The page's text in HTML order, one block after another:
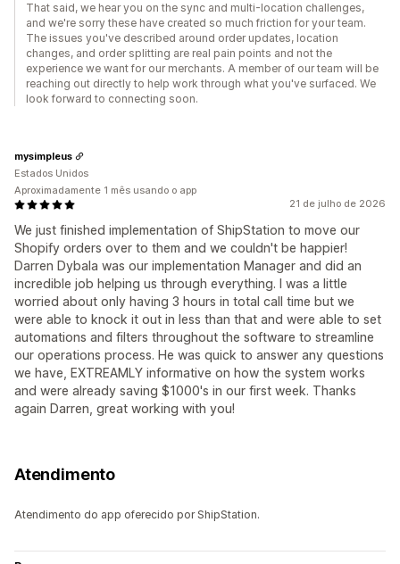
That said, we hear you on the sync and multi-location challenges,
and we're sorry these have created so much friction for your team.
The issues you've described around order updates, location
changes, and order splitting are real pain points and not the
experience we want for our merchants. A member of our team will be
reaching out directly to help work through what you've surfaced. We
look forward to connecting soon.
21 de julho de 2026
We just finished implementation of ShipStation to move our
Shopify orders over to them and we couldn't be happier!
Darren Dybala was our implementation Manager and did an
incredible job helping us through everything. I was a little
worried about only having 3 hours in total call time but we
were able to knock it out in less than that and were able to set
automations and filters throughout the software to streamline
our operations process. He was quick to answer any questions
we have, EXTREAMLY informative on how the system works
and were already saving $1000's in our first week. Thanks
again Darren, great working with you!
mysimpleus
Estados Unidos
Aproximadamente 1 mês usando o app
Atendimento
Atendimento do app oferecido por ShipStation.